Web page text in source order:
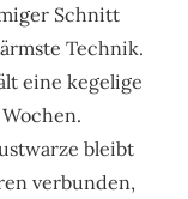
Schnitt
Technik.
eine kegelige
bleibt
verbunden,